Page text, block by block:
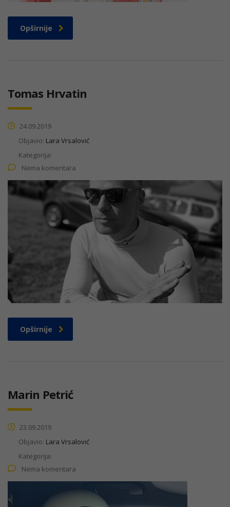
Opširnije
Tomas Hrvatin
24.09.2019
Objavio: Lara Vrsalović
Kategorija:
Nema komentara
Opširnije
Marin Petrić
23.09.2019
Objavio: Lara Vrsalović
Kategorija:
Nema komentara